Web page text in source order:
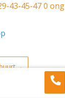
43-45-47 0 ong
→